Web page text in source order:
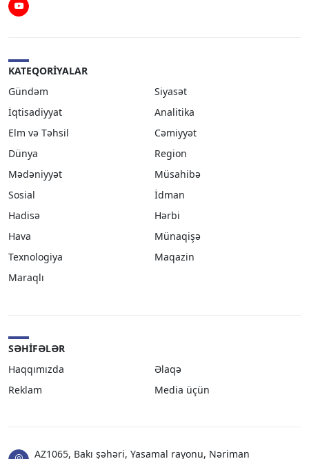
Youtube
KATEQORIYALAR
Gündəm
Siyasət
İqtisadiyyat
Analitika
Elm və Təhsil
Cəmiyyət
Dünya
Region
Mədəniyyət
Müsahibə
Sosial
İdman
Hadisə
Hərbi
Hava
Münaqişə
Texnologiya
Maqazin
Maraqlı
SƏHIFƏLƏR
Haqqımızda
Əlaqə
Reklam
Media üçün
AZ1065, Bakı şəhəri, Yasamal rayonu, Nəriman